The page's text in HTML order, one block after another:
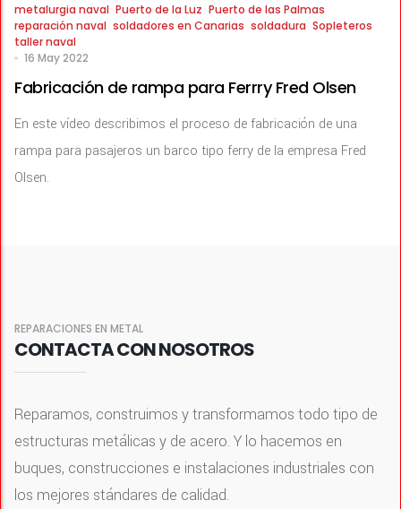
metalurgia naval Puerto de la Luz Puerto de las Palmas
reparación naval soldadores en Canarias soldadura Sopleteros
taller naval
16 May 2022
Fabricación de rampa para Ferrry Fred Olsen
En este vídeo describimos el proceso de fabricación de una
rampa para pasajeros un barco tipo ferry de la empresa Fred
Olsen.
REPARACIONES EN METAL
CONTACTA CON NOSOTROS
Reparamos, construimos y transformamos todo tipo de
estructuras metálicas y de acero. Y lo hacemos en
buques, construcciones e instalaciones industriales con
los mejores stándares de calidad.